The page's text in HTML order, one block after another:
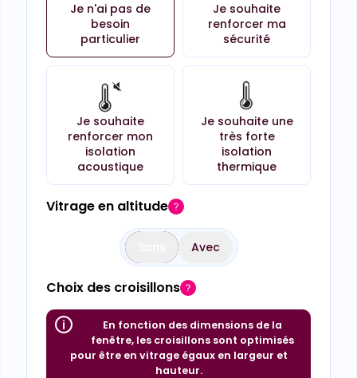
Je n'ai pas de
besoin
particulier
Je souhaite
renforcer ma
sécurité
Je souhaite
renforcer mon
isolation
acoustique
Je souhaite une
très forte
isolation
thermique
Vitrage en altitude
Avec
Choix des croisillons
En fonction des dimensions de la
fenêtre, les croisillons sont optimisés
pour être en vitrage égaux en largeur et
hauteur.